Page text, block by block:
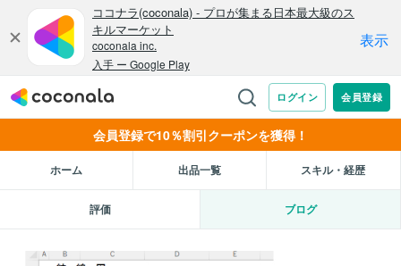
会員登録で10％割引クーポンを獲得！
ホーム 出品一覧 スキル・経歴
評価 ブログ